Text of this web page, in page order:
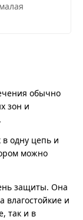
обычно
зон и
одну цепь и
можно
защиты. Она
влагостойкие и
так и в